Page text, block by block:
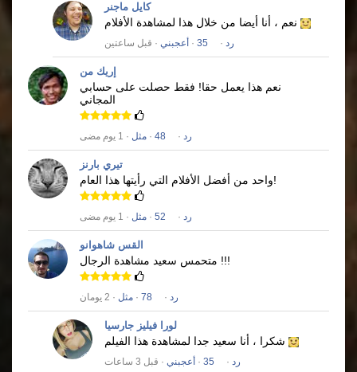
كايل ماجنر
رد ·
35
· أعجبني · قبل ساعتين
إريك من
نعم هذا يعمل حقا! فقط حصلت على حسابي
المجاني
رد ·
48
· مثل · 1 يوم مضى
تيري بارنز
واحد من أفضل الأفلام التي رأيتها هذا العام!
رد ·
52
· مثل · 1 يوم مضى
القس شاهوانو
متحمس سعيد مشاهدة الرجال !!!
رد ·
78
· مثل · 2 يومان
لورا فيليز جارسيا
رد ·
35
· أعجبني · قبل 3 ساعات